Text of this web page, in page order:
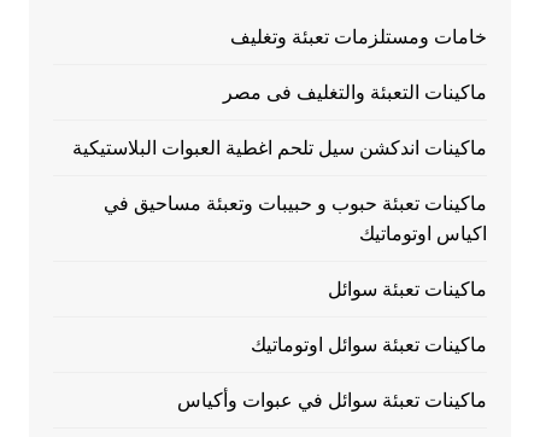
خامات ومستلزمات تعبئة وتغليف
ماكينات التعبئة والتغليف فى مصر
ماكينات اندكشن سيل تلحم اغطية العبوات البلاستيكية
ماكينات تعبئة حبوب و حبيبات وتعبئة مساحيق في
اكياس اوتوماتيك
ماكينات تعبئة سوائل
ماكينات تعبئة سوائل اوتوماتيك
ماكينات تعبئة سوائل في عبوات وأكياس